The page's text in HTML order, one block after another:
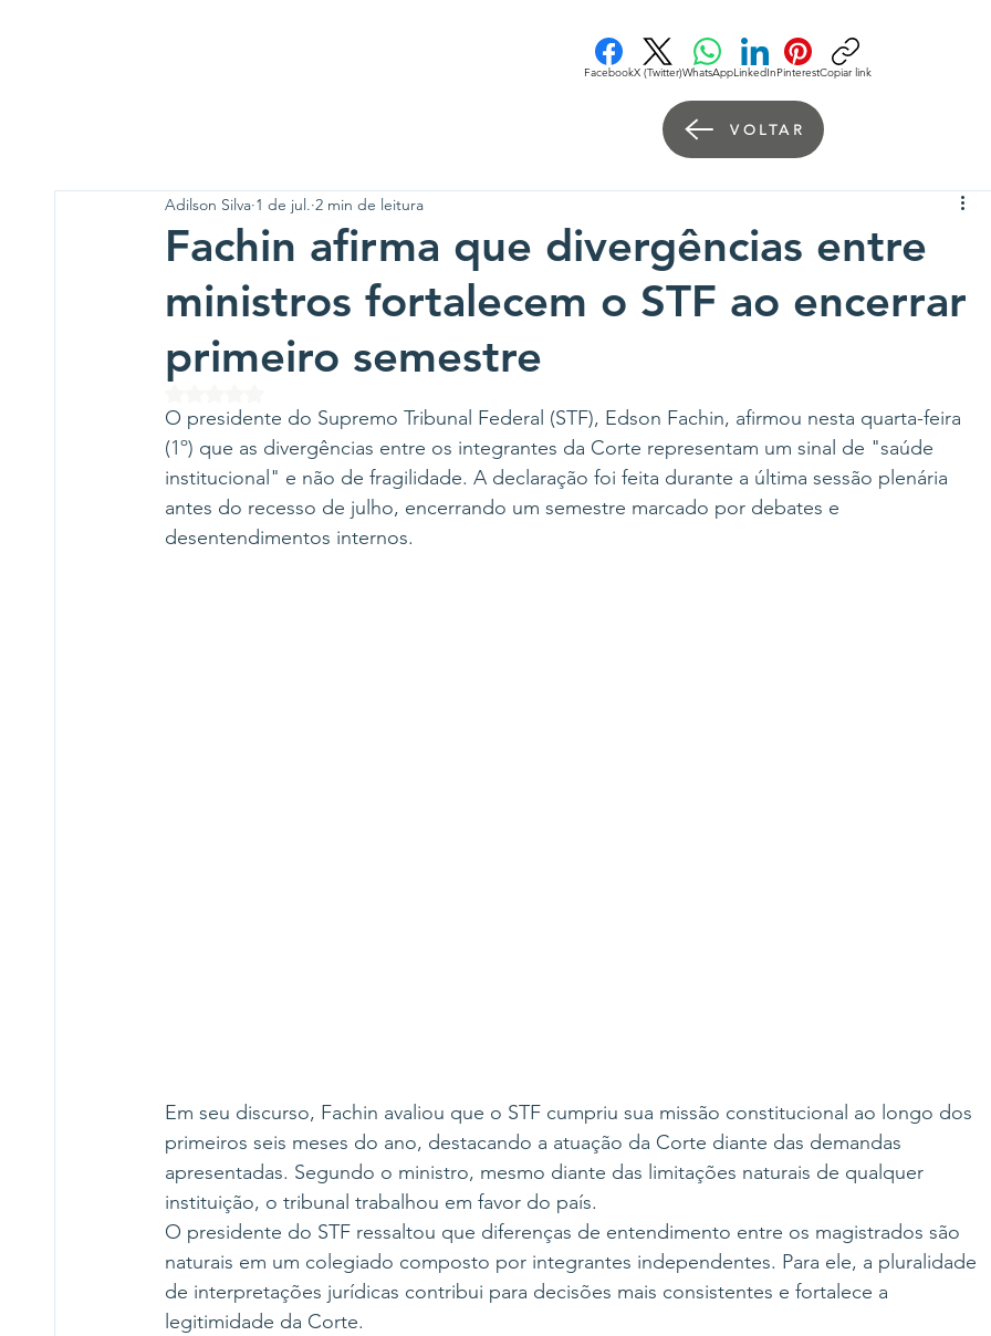
FacebookX (Twitter)WhatsAppLinkedInPinterestCopiar link
Fachin afirma que divergências entre
ministros fortalecem o STF ao encerrar
primeiro semestre
Adilson Silva 1 de jul. 2 min de leitura
O presidente do Supremo Tribunal Federal (STF), Edson Fachin, afirmou nesta quarta-feira
(1º) que as divergências entre os integrantes da Corte representam um sinal de "saúde
institucional" e não de fragilidade. A declaração foi feita durante a última sessão plenária
antes do recesso de julho, encerrando um semestre marcado por debates e
desentendimentos internos.
Em seu discurso, Fachin avaliou que o STF cumpriu sua missão constitucional ao longo dos
primeiros seis meses do ano, destacando a atuação da Corte diante das demandas
apresentadas. Segundo o ministro, mesmo diante das limitações naturais de qualquer
instituição, o tribunal trabalhou em favor do país.
O presidente do STF ressaltou que diferenças de entendimento entre os magistrados são
naturais em um colegiado composto por integrantes independentes. Para ele, a pluralidade
de interpretações jurídicas contribui para decisões mais consistentes e fortalece a
legitimidade da Corte.
VOLTAR